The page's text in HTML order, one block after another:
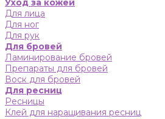
Уход за кожей
Для лица
Для ног
Для рук
Для бровей
Ламинирование бровей
Препараты для бровей
Воск для бровей
Для ресниц
Ресницы
Клей для наращивания ресниц